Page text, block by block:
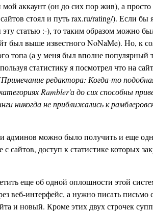
мой аккаунт (он до сих пор жив), а
стоял и путь rax.ru/rating/). Если
статью :-), то таким образом можно
был выше известного NoNaMe). Но, к
топа (а у меня был вполне популярный
статистику я посмотрел что на
редактора: Когда-то
Rambler'а до сих способны
никогда не приближались к
можно было получить и еще
сайтов, доступ к статистике которых
еще об одной оплошности этой
веб-интерфейс, а нужно писать
и новый. Кроме этих двух строчек